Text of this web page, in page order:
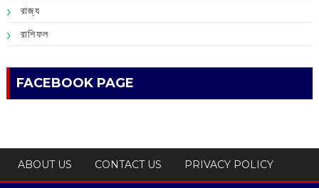
রাজ্য
রাশিফল
FACEBOOK PAGE
ABOUT US CONTACT US PRIVACY POLICY